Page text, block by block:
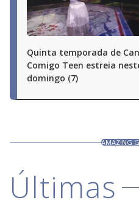
Quinta temporada de
Comigo Teen estreia
domingo (7)
AMAZING
Últimas